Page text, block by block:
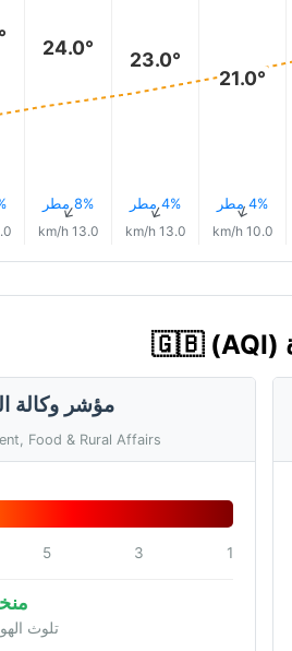
21.0°
4% مطر↑
10.0 km/h
23.0°
4% مطر↑
13.0 km/h
24.0°
8% مطر↑
13.0 km/h
h
مؤشر وكالة
Food & Rural Affairs
1
3
5
تلوث